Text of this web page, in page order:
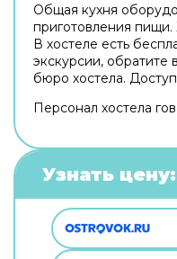
Общая кухня
приготовления пищи.
В хостеле есть
экскурсии, обратите
бюро хостела.
Персонал хостела
Узнать цену: